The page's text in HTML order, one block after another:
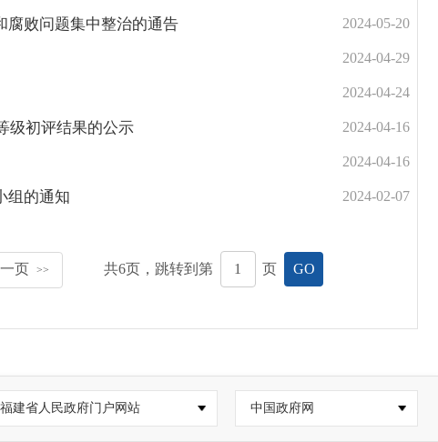
腐败问题集中整治的通告 2024-05-20
2024-04-29
2024-04-24
级初评结果的公示 2024-04-16
2024-04-16
组的通知 2024-02-07
页 >> 共6页，跳转到第 页 GO
福建省人民政府门户网站 中国政府网